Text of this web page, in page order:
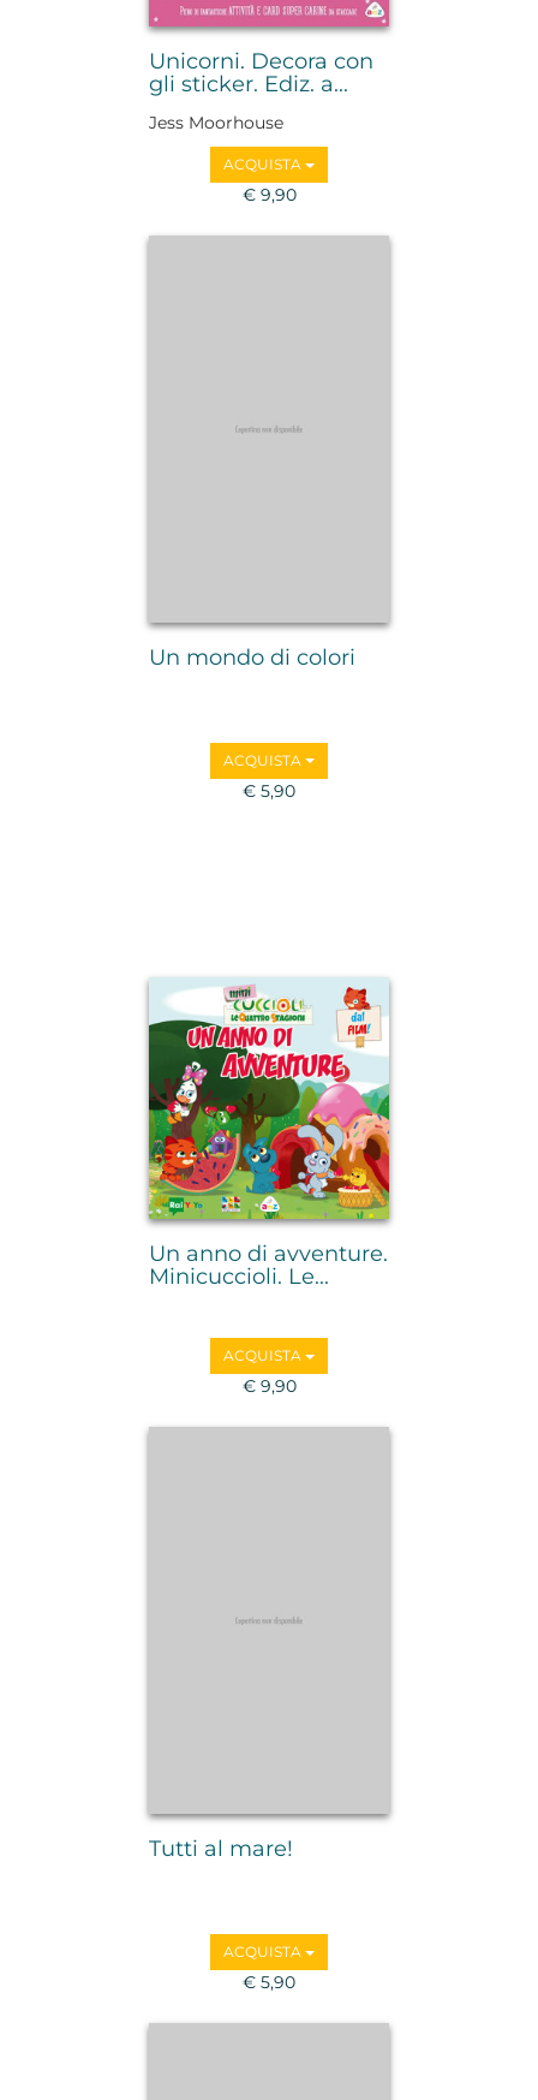
Unicorni. Decora con
gli sticker. Ediz. a...
Jess Moorhouse
ACQUISTA
€ 9,90
Un mondo di colori
ACQUISTA
€ 5,90
Un anno di avventure.
Minicuccioli. Le...
ACQUISTA
€ 9,90
Tutti al mare!
ACQUISTA
€ 5,90